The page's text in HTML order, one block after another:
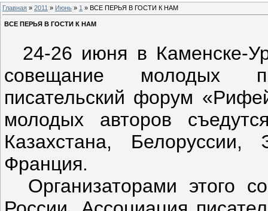
Главная » 2011 » Июнь » 1 » ВСЕ ПЕРЬЯ В ГОСТИ К НАМ
ВСЕ ПЕРЬЯ В ГОСТИ К НАМ
24-26 июня в Каменске-
совещание молодых
писательский форум
молодых авторов
Казахстана,
Франция.
Организаторами этого